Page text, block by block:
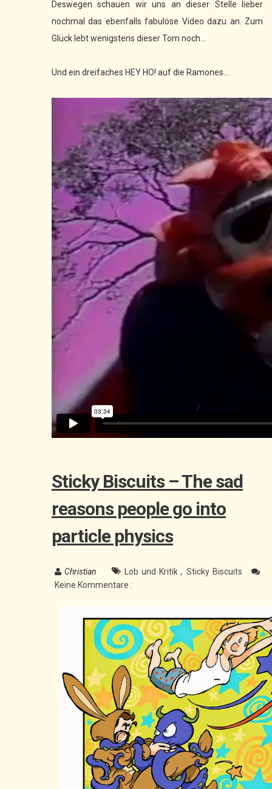
Deswegen schauen wir uns an dieser Stelle lieber
nochmal das ebenfalls fabulöse Video dazu an. Zum
Glück lebt wenigstens dieser Tom noch...
Und ein dreifaches HEY HO! auf die Ramones...
Sticky Biscuits – The sad
reasons people go into
particle physics
Christian Lob und Kritik, Sticky Biscuits
Keine Kommentare :